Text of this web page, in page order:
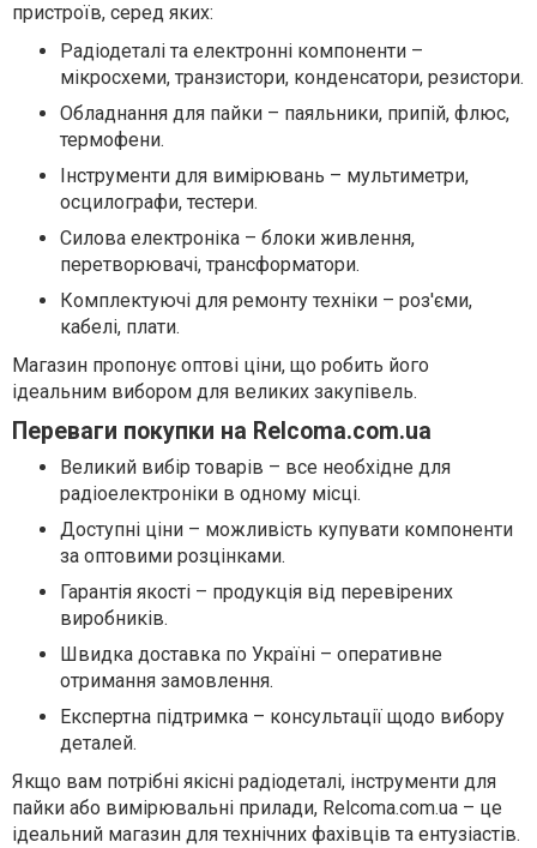
пристроїв, серед яких:
Радіодеталі та електронні компоненти –
мікросхеми, транзистори, конденсатори, резистори.
Обладнання для пайки – паяльники, припій, флюс,
термофени.
Інструменти для вимірювань – мультиметри,
осцилографи, тестери.
Силова електроніка – блоки живлення,
перетворювачі, трансформатори.
Комплектуючі для ремонту техніки – роз'єми,
кабелі, плати.
Магазин пропонує оптові ціни, що робить його
ідеальним вибором для великих закупівель.
Переваги покупки на Relcoma.com.ua
Великий вибір товарів – все необхідне для
радіоелектроніки в одному місці.
Доступні ціни – можливість купувати компоненти
за оптовими розцінками.
Гарантія якості – продукція від перевірених
виробників.
Швидка доставка по Україні – оперативне
отримання замовлення.
Експертна підтримка – консультації щодо вибору
деталей.
Якщо вам потрібні якісні радіодеталі, інструменти для
пайки або вимірювальні прилади, Relcoma.com.ua – це
ідеальний магазин для технічних фахівців та ентузіастів.